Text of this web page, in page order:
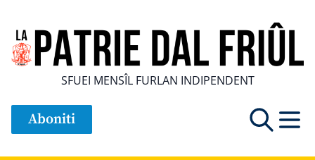
SFUEI MENSÎL FURLAN INDIPENDENT
Aboniti